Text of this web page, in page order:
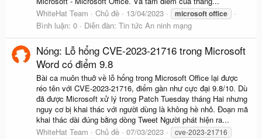
WhiteHat Team
Chủ đề 13/04/2023 microsoftoffice
Bình luận: 0 Diễn đàn: Tin tức An ninh mạng
Nóng: Lỗ hổng CVE-2023-21716 trong Microsoft
Word có điểm 9.8
Bài ca muôn thuở về lỗ hổng trong Microsoft Office lại được
réo tên với CVE-2023-21716, điểm gần như cực đại 9.8/10. Dù
đã được Microsoft xử lý trong Patch Tuesday tháng Hai nhưng
nguy cơ bị khai thác với người dùng là không hề nhỏ. Đoạn mã
khai thác dài đúng bằng dòng Tweet Người phát hiện ra...
WhiteHat Team
Chủ đề 07/03/2023 cve-2023-21716